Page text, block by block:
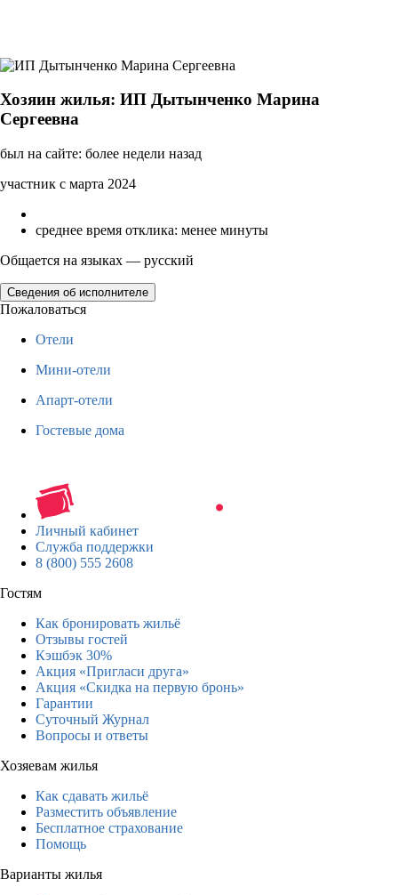
Хозяин жилья: ИП Дытынченко Марина
Сергеевна
был на сайте: более недели назад
участник с марта 2024
среднее время отклика: менее минуты
Общается на языках — русский
Сведения об исполнителе
Пожаловаться
Отели
Мини-отели
Апарт-отели
Гостевые дома
Личный кабинет
Служба поддержки
8 (800) 555 2608
Гостям
Как бронировать жильё
Отзывы гостей
Кэшбэк 30%
Акция «Пригласи друга»
Акция «Скидка на первую бронь»
Гарантии
Суточный Журнал
Вопросы и ответы
Хозяевам жилья
Как сдавать жильё
Разместить объявление
Бесплатное страхование
Помощь
Варианты жилья